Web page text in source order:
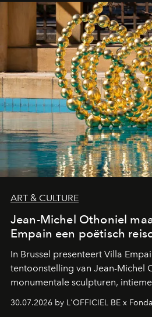
ART & CULTURE
Jean-Michel Othoniel
Empain een poëtisch
In Brussel presenteert Villa
tentoonstelling van Jean-Michel
monumentale sculpturen,
fonkelend Murano-glas creëert
een emotionele reis waarin elk
30.07.2026 by L'OFFICIEL BE x